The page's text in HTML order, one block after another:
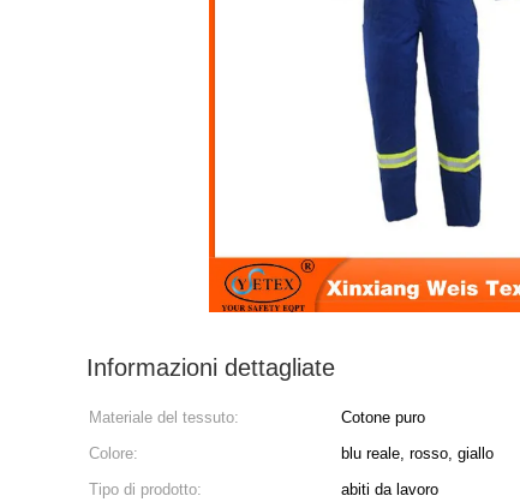
Informazioni dettagliate
Materiale del tessuto: Cotone puro
Colore:
blu reale, rosso, giallo
Tipo di prodotto:
abiti da lavoro